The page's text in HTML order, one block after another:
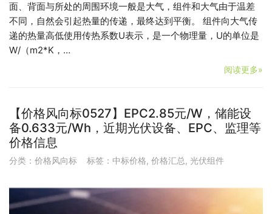
面、背面与所处的周围环境一般是大气，组件和大气由于温差
不同，自然会引起热量的传递，最终达到平衡。 组件向大气传
递的热量高低使用传热系数U表示，是一个物理量，U的单位是
W/（m2*K，…
阅读更多»
【价格风向标0527】EPC2.85元/W，储能设
备0.633元/Wh，近期光伏设备、EPC、监理等
价格信息
分类： 价格风向标 标签： 中标价格, 价格汇总 , 光伏组件